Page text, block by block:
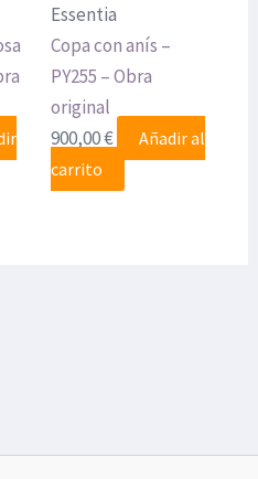
Essentia
Copa con anís –
PY255 – Obra
original
900,00€
Añadir al
carrito